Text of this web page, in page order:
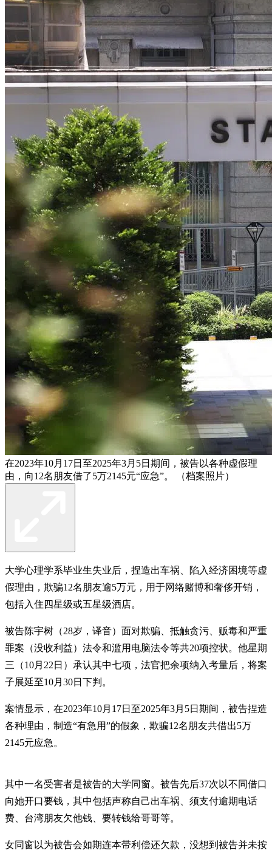
在2023年10月17日至2025年3月5日期间，被告以各种虚假理
由，向12名朋友借了5万2145元“应急”。 （档案照片）
大学心理学系毕业生失业后，捏造出车祸、陷入经济困境等虚
假理由，欺骗12名朋友逾5万元，用于网络赌博和奢侈开销，
包括入住四星级或五星级酒店。
被告陈宇树（28岁，译音）面对欺骗、抵触贪污、贩毒和严重
罪案（没收利益）法令和滥用电脑法令等共20项控状。他星期
三（10月22日）承认其中七项，法官把余项纳入考量后，将案
子展延至10月30日下判。
案情显示，在2023年10月17日至2025年3月5日期间，被告捏造
各种理由，制造“有急用”的假象，欺骗12名朋友共借出5万
2145元应急。
其中一名受害者是被告的大学同窗。被告先后37次以不同借口
向她开口要钱，其中包括声称自己出车祸、须支付逾期电话
费、台湾朋友欠他钱、要转钱给哥哥等。
女同窗以为被告会如期连本带利偿还欠款，没想到被告并未按